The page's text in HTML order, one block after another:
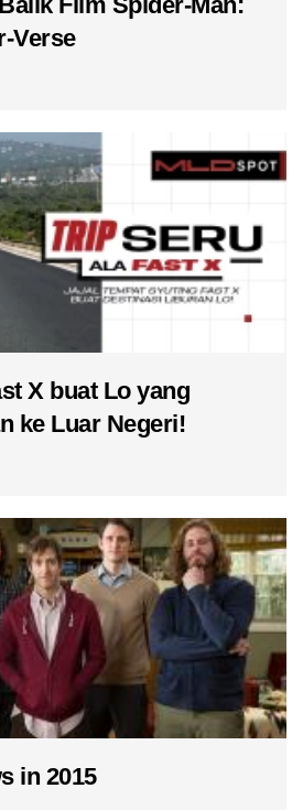
Verse
X buat Lo yang
ke Luar Negeri!
in 2015